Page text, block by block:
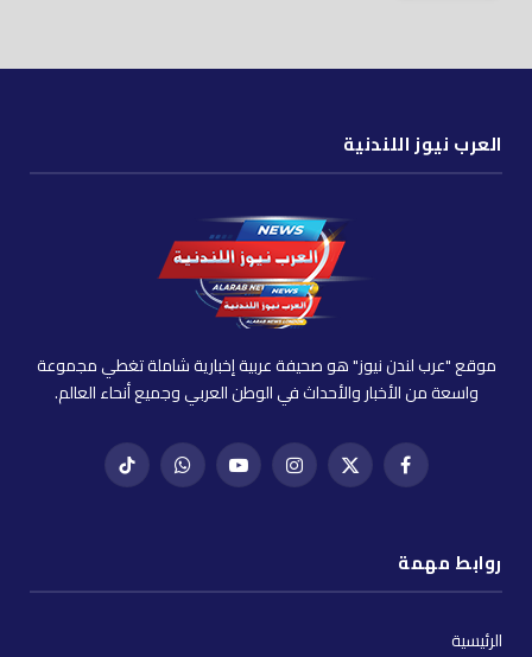
العرب نيوز اللندنية
موقع "عرب لندن نيوز" هو صحيفة عربية إخبارية شاملة تغطي مجموعة
واسعة من الأخبار والأحداث في الوطن العربي وجميع أنحاء العالم.
فيسبوكX
إنستغراميوتيوب واتساب تيك
روابط مهمة
الرئيسية